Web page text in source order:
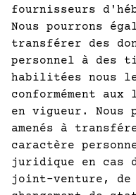
fournisseurs
Nous pourrons
transférer des
personnel à des
habilitées nous le
conformément
en vigueur. Nous
amenés à
caractère
juridique en cas
joint-venture,